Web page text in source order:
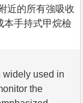
近的所有強吸收
本手持式甲烷檢
widely used in
the